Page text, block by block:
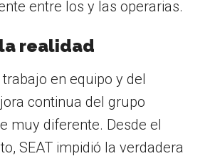
entre los y las operarias.
realidad
en equipo y del
continua del grupo
muy diferente. Desde el
SEAT impidió la verdadera